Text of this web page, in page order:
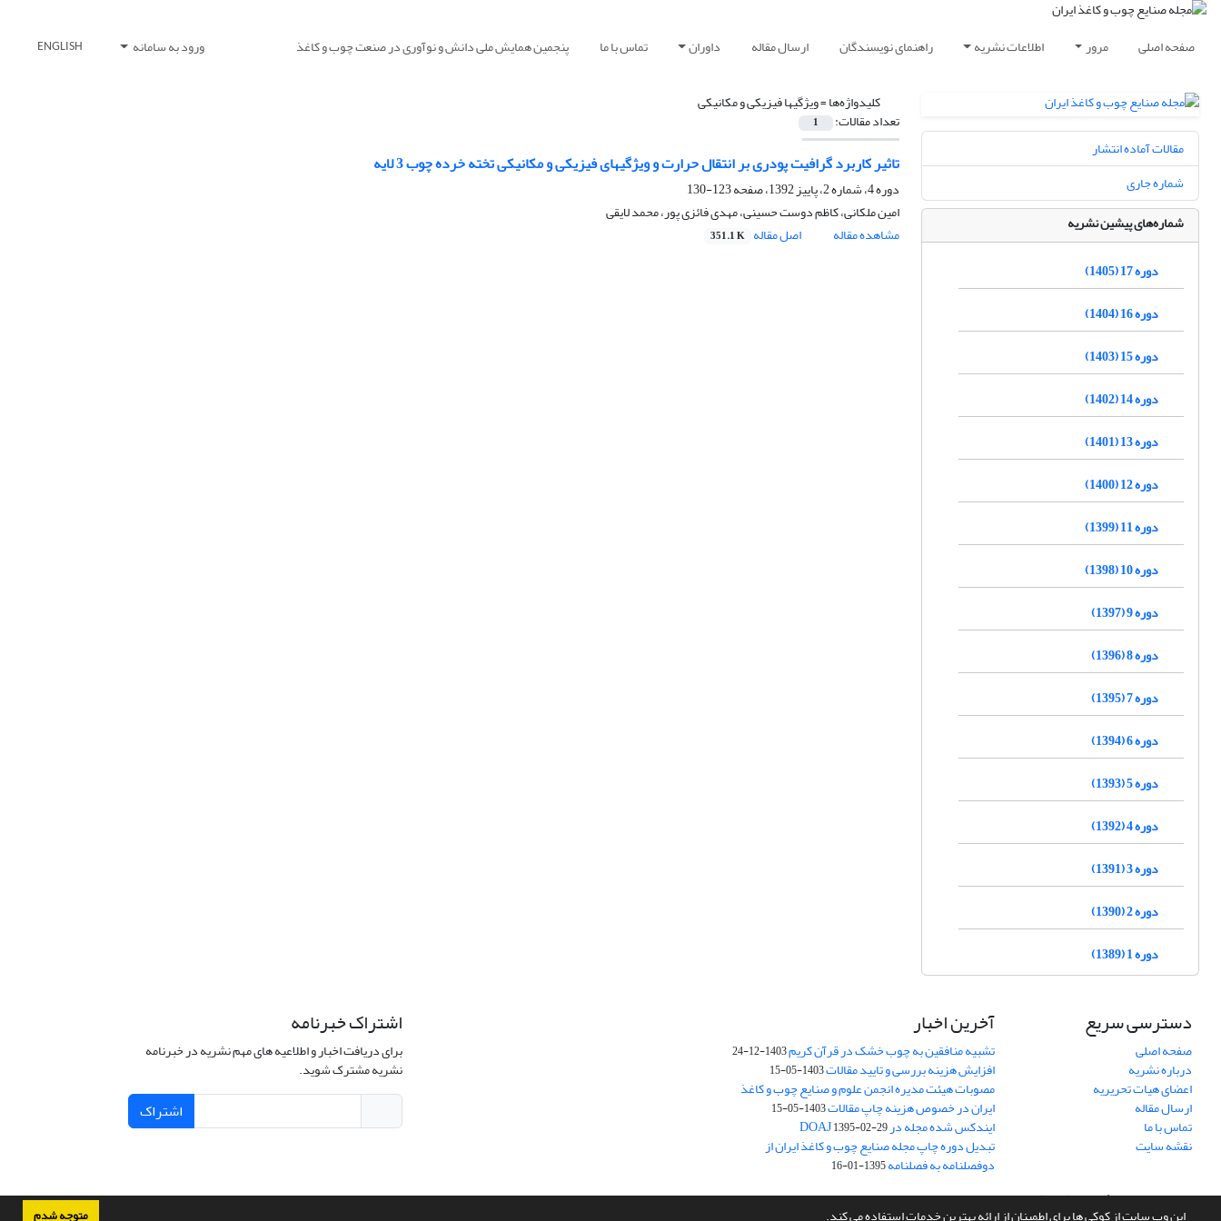
متوجه شدم
صفحه اصلی مرور اطلاعات نشریه راهنمای نویسندگان ارسال مقاله داوران تماس با ما پنجمین همایش ملی دانش و نوآوری در صنعت چوب و کاغذ ورود به سامانه ENGLISH
کلیدواژه‌ها =ویژگی‏ها فیزیکی و مکانیکی
تعداد مقالات: 1
تاثیر کاربرد گرافیت پودری بر انتقال حرارت و ویژگی‏های فیزیکی و مکانیکی تخته خرده چوب 3 لایه
دوره 4، شماره 2، پاییز 1392، صفحه
123-130
امین ملکانی، کاظم دوست‏ حسینی، مهدی فائزی پور، محمد لایقی
مشاهده مقاله
اصل مقاله 351.1 K
مقالات آماده انتشار
شماره جاری
شماره‌های پیشین نشریه
دوره 17 (1405)
دوره 16 (1404)
دوره 15 (1403)
دوره 14 (1402)
دوره 13 (1401)
دوره 12 (1400)
دوره 11 (1399)
دوره 10 (1398)
دوره 9 (1397)
دوره 8 (1396)
دوره 7 (1395)
دوره 6 (1394)
دوره 5 (1393)
دوره 4 (1392)
دوره 3 (1391)
دوره 2 (1390)
دوره 1 (1389)
دسترسی سریع
صفحه اصلی
درباره نشریه
اعضای هیات تحریریه
ارسال مقاله
تماس با ما
نقشه سایت
آخرین اخبار
تشبیه منافقین به چوب خشک در قرآن کریم1403-12-24
افزایش هزینه بررسی و تایید مقالات1403-05-15
مصوبات هیئت مدیره انجمن علوم و صنایع چوب و کاغذ
ایران در خصوص هزینه چاپ مقالات1403-05-15
ایندکس شده مجله در DOAJ1395-02-29
تبدیل دوره چاپ مجله صنایع چوب و کاغذ ایران از
دوفصلنامه به فصلنامه1395-01-16
اشتراک خبرنامه
برای دریافت اخبار و اطلاعیه های مهم نشریه در خبرنامه
نشریه مشترک شوید.
اشتراک
سامانه مدیریت نشریات علمی.طراحی و پیاده سازی ازسیناوب